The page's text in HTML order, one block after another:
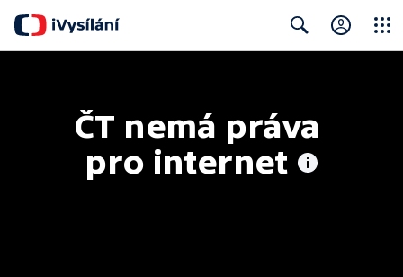
ČT nemá práva
pro internet